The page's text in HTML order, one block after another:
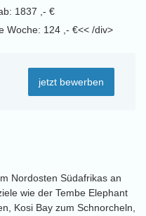
1837 ,- €
Woche: 124 ,- €<< /div>
jetzt bewerben
Nordosten Südafrikas an
wie der Tembe Elephant
Kosi Bay zum Schnorcheln,